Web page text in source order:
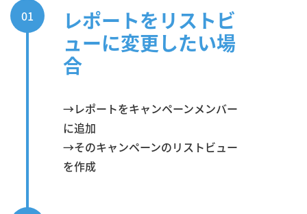
01
レポートをリストビ
ューに変更したい場
合
→レポートをキャンペーンメンバー
に追加
→そのキャンペーンのリストビュー
を作成